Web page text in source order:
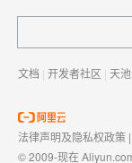
文档 | 开发者社区 | 天
法律声明及隐私权政策 |
© 2009-现在